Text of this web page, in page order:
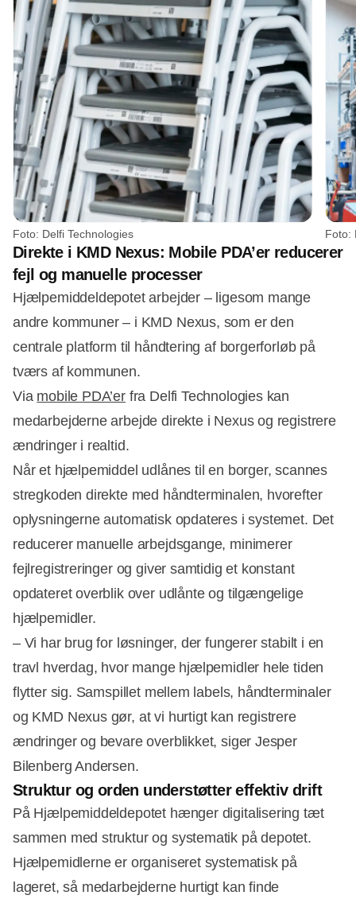
Foto: Delfi Technologies Foto:
Direkte i KMD Nexus: Mobile PDA’er reducerer
fejl og manuelle processer
Hjælpemiddeldepotet arbejder – ligesom mange
andre kommuner – i KMD Nexus, som er den
centrale platform til håndtering af borgerforløb på
tværs af kommunen.
Via mobile PDA’erfra Delfi Technologies kan
medarbejderne arbejde direkte i Nexus og registrere
ændringer i realtid.
Når et hjælpemiddel udlånes til en borger, scannes
stregkoden direkte med håndterminalen, hvorefter
oplysningerne automatisk opdateres i systemet. Det
reducerer manuelle arbejdsgange, minimerer
fejlregistreringer og giver samtidig et konstant
opdateret overblik over udlånte og tilgængelige
hjælpemidler.
– Vi har brug for løsninger, der fungerer stabilt i en
travl hverdag, hvor mange hjælpemidler hele tiden
flytter sig. Samspillet mellem labels, håndterminaler
og KMD Nexus gør, at vi hurtigt kan registrere
ændringer og bevare overblikket, siger Jesper
Bilenberg Andersen.
Struktur og orden understøtter effektiv drift
På Hjælpemiddeldepotet hænger digitalisering tæt
sammen med struktur og systematik på depotet.
Hjælpemidlerne er organiseret systematisk på
lageret, så medarbejderne hurtigt kan finde